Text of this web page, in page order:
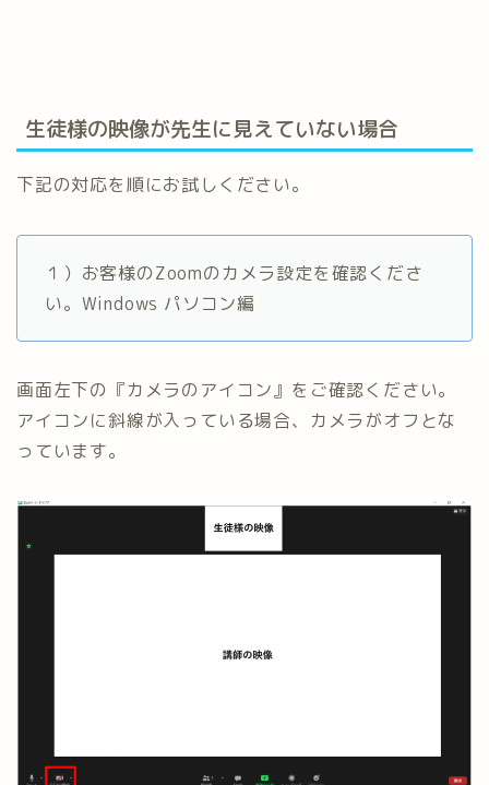
生徒様の映像が先生に見えていない場合
下記の対応を順にお試しください。
１）お客様のZoomのカメラ設定を確認くださ
い。Windows パソコン編
画面左下の『カメラのアイコン』をご確認ください。
アイコンに斜線が入っている場合、カメラがオフとな
っています。